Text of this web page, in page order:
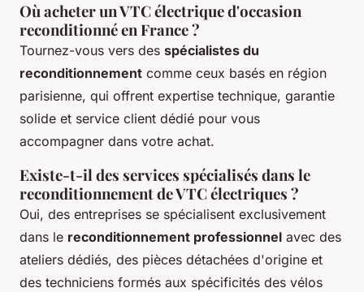
Où acheter un VTC électrique d'occasion
reconditionné en France ?
Tournez-vous vers des spécialistes du
reconditionnement comme ceux basés en région
parisienne, qui offrent expertise technique, garantie
solide et service client dédié pour vous
accompagner dans votre achat.
Existe-t-il des services spécialisés dans le
reconditionnement de VTC électriques ?
Oui, des entreprises se spécialisent exclusivement
dans le reconditionnement professionnel avec des
ateliers dédiés, des pièces détachées d'origine et
des techniciens formés aux spécificités des vélos